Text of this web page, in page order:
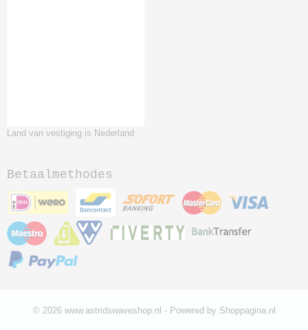
Land van vestiging is Nederland
Betaalmethodes
© 2026 www.astridswaveshop.nl - Powered by Shoppagina.nl